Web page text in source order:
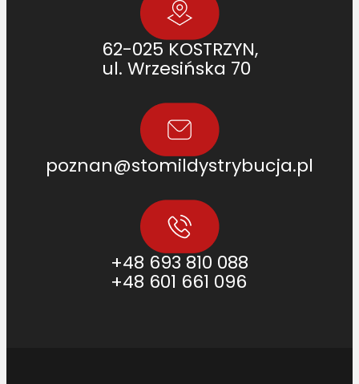
62-025 KOSTRZYN,
ul. Wrzesińska 70
poznan@stomildystrybucja.pl
+48 693 810 088
+48 601 661 096